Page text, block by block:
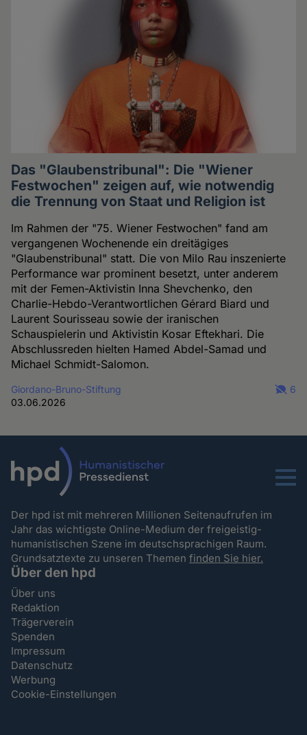
Das "Glaubenstribunal": Die "Wiener
Festwochen" zeigen auf, wie notwendig
die Trennung von Staat und Religion ist
Im Rahmen der "75. Wiener Festwochen" fand am
vergangenen Wochenende ein dreitägiges
"Glaubenstribunal" statt. Die von Milo Rau inszenierte
Performance war prominent besetzt, unter anderem
mit der Femen-Aktivistin Inna Shevchenko, den
Charlie-Hebdo-Verantwortlichen Gérard Biard und
Laurent Sourisseau sowie der iranischen
Schauspielerin und Aktivistin Kosar Eftekhari. Die
Abschlussreden hielten Hamed Abdel-Samad und
Michael Schmidt-Salomon.
Giordano-Bruno-Stiftung
03.06.2026
6
Menu
Der hpd ist mit mehreren Millionen Seitenaufrufen im
Jahr das wichtigste Online-Medium der freigeistig-
humanistischen Szene im deutschsprachigen Raum.
Grundsatztexte zu unseren Themenfinden Sie hier.
Über den hpd
Über uns
Redaktion
Trägerverein
Spenden
Impressum
Datenschutz
Werbung
Cookie-Einstellungen